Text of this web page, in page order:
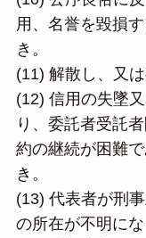
用、名誉を毀損
き。
(11) 解散し、又
(12) 信用の失墜
り、委託者受託
約の継続が困難
き。
(13) 代表者が刑
の所在が不明にな